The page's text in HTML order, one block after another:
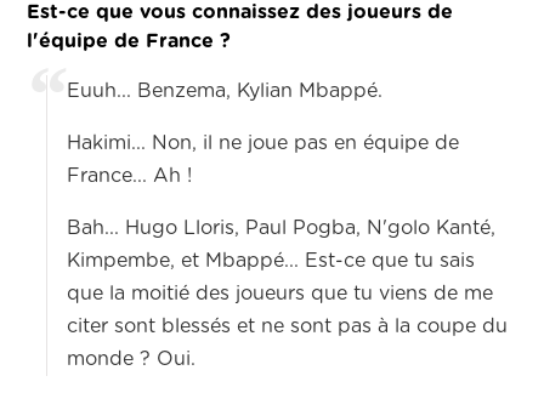
Est-ce que vous connaissez des joueurs de
l'équipe de France ?
Euuh... Benzema, Kylian Mbappé.
Hakimi... Non, il ne joue pas en équipe de
France... Ah !
Bah... Hugo Lloris, Paul Pogba, N'golo Kanté,
Kimpembe, et Mbappé... Est-ce que tu sais
que la moitié des joueurs que tu viens de me
citer sont blessés et ne sont pas à la coupe du
monde ? Oui.